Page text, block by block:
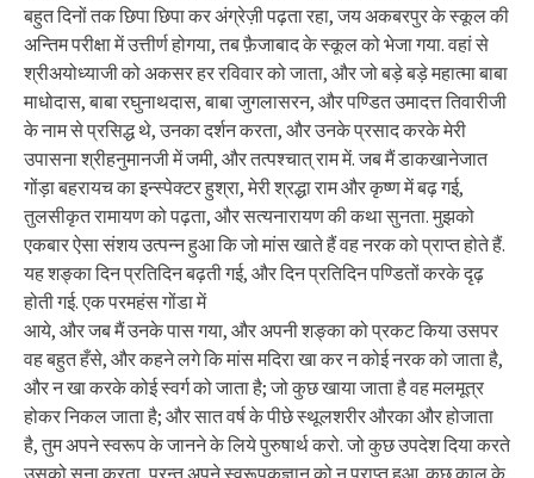
बहुत दिनों तक छिपा छिपा कर अंग्रेज़ी पढ़ता रहा, जय अकबरपुर के स्कूल की
अन्तिम परीक्षा में उत्तीर्ण होगया, तब फ़ैजाबाद के स्कूल को भेजा गया. वहां से
श्रीअयोध्याजी को अकसर हर रविवार को जाता, और जो बड़े बड़े महात्मा बाबा
माधोदास, बाबा रघुनाथदास, बाबा जुगलासरन, और पण्डित उमादत्त तिवारीजी
के नाम से प्रसिद्ध थे, उनका दर्शन करता, और उनके प्रसाद करके मेरी
उपासना श्रीहनुमानजी में जमी, और तत्पश्चात् राम में. जब मैं डाकखानेजात
गोंड़ा बहरायच का इन्स्पेक्टर हुश्रा, मेरी श्रद्धा राम और कृष्ण में बढ़ गई,
तुलसीकृत रामायण को पढ़ता, और सत्यनारायण की कथा सुनता. मुझको
एकबार ऐसा संशय उत्पन्न हुआ कि जो मांस खाते हैं वह नरक को प्राप्त होते हैं.
यह शङ्का दिन प्रतिदिन बढ़ती गई, और दिन प्रतिदिन पण्डितों करके दृढ़
होती गई. एक परमहंस गोंडा में
आये, और जब मैं उनके पास गया, और अपनी शङ्का को प्रकट किया उसपर
वह बहुत हँसे, और कहने लगे कि मांस मदिरा खा कर न कोई नरक को जाता है,
और न खा करके कोई स्वर्ग को जाता है; जो कुछ खाया जाता है वह मलमूत्र
होकर निकल जाता है; और सात वर्ष के पीछे स्थूलशरीर औरका और होजाता
है, तुम अपने स्वरूप के जानने के लिये पुरुषार्थ करो. जो कुछ उपदेश दिया करते
उसको सुना करता, परन्तु अपने स्वरूपकज्ञान को न प्राप्त हुआ. कुछ काल के